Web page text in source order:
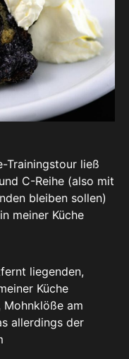
Trainingstour ließ
C-Reihe (also mit
bleiben sollen)
meiner Küche
liegenden,
Küche
Mohnklöße am
allerdings der